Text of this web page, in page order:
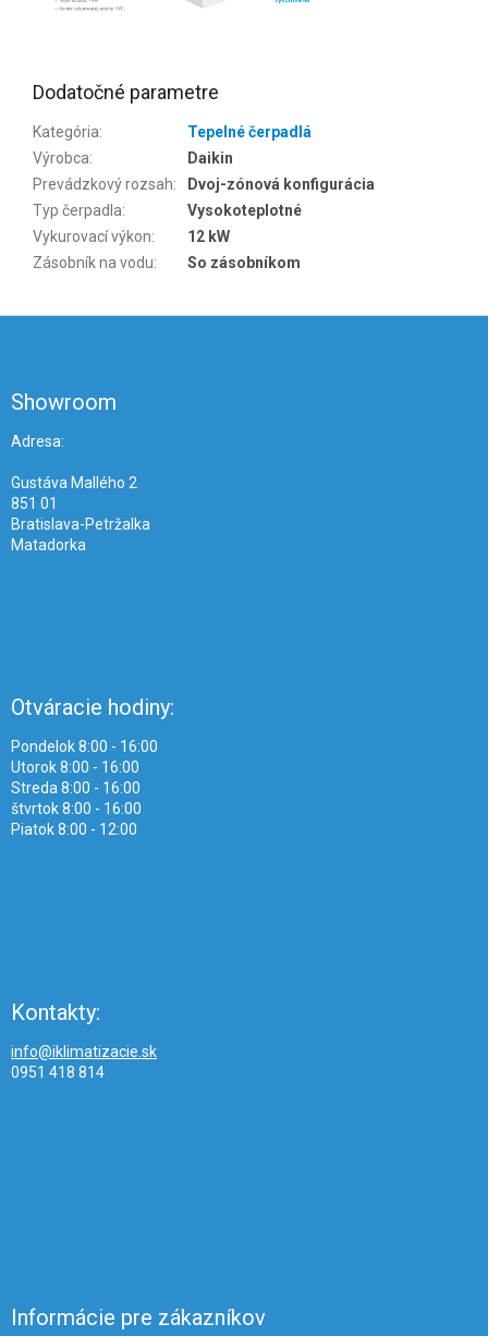
Dodatočné parametre
Kategória:
Tepelné čerpadlá
Výrobca:
Daikin
Prevádzkový rozsah:
Dvoj-zónová konfigurácia
Typ čerpadla:
Vysokoteplotné
Vykurovací výkon:
12 kW
Zásobník na vodu: So zásobníkom
Showroom
Adresa:
Gustáva Mallého 2
851 01
Bratislava-Petržalka
Matadorka
Otváracie hodiny:
Pondelok 8:00 - 16:00
Utorok 8:00 - 16:00
Streda 8:00 - 16:00
štvrtok 8:00 - 16:00
Piatok 8:00 - 12:00
Kontakty:
info@iklimatizacie.sk
0951 418 814
Informácie pre zákazníkov